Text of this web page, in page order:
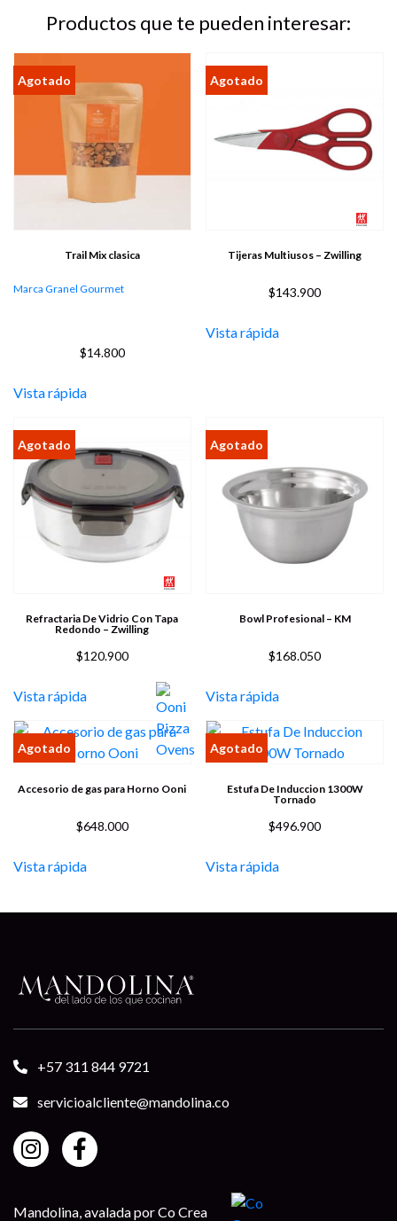
Productos que te pueden interesar:
Trail Mix clasica
Marca Granel Gourmet
$14.800
Vista rápida
Tijeras Multiusos – Zwilling
$143.900
Vista rápida
Refractaria De Vidrio Con Tapa
Redondo – Zwilling
$120.900
Vista rápida
Bowl Profesional – KM
$168.050
Vista rápida
Accesorio de gas para Horno Ooni
$648.000
Vista rápida
Estufa De Induccion 1300W
Tornado
$496.900
Vista rápida
+57 311 844 9721
servicioalcliente@mandolina.co
Mandolina, avalada por Co Crea